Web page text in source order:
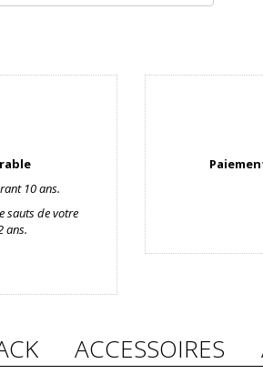
10 ans.
sauts de votre
ans.
ACCESSOIRES